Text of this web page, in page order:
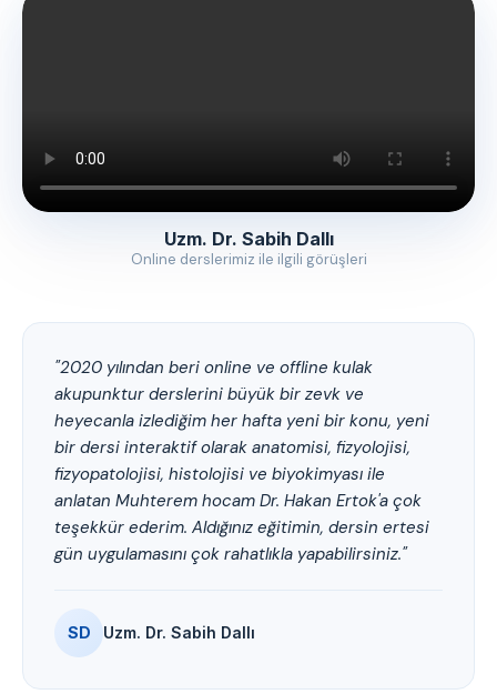
Uzm. Dr. Sabih Dallı
Online derslerimiz ile ilgili görüşleri
"2020 yılından beri online ve offline kulak
akupunktur derslerini büyük bir zevk ve
heyecanla izlediğim her hafta yeni bir konu, yeni
bir dersi interaktif olarak anatomisi, fizyolojisi,
fizyopatolojisi, histolojisi ve biyokimyası ile
anlatan Muhterem hocam Dr. Hakan Ertok'a çok
teşekkür ederim. Aldığınız eğitimin, dersin ertesi
gün uygulamasını çok rahatlıkla yapabilirsiniz."
SD Uzm. Dr. Sabih Dallı